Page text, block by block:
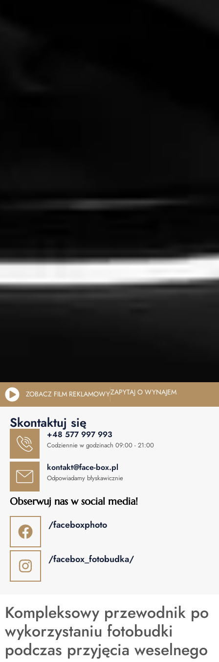
ZOBACZ FILM REKLAMOWYZAPYTAJ O WYNAJEM
Skontaktuj się
+48 577 997 993
Codziennie w godzinach 09:00 - 21:00
kontakt@face-box.pl
Odpowiadamy błyskawicznie
Obserwuj nas w social media!
/faceboxphoto
/facebox_fotobudka/
Kompleksowy przewodnik po
wykorzystaniu fotobudki
podczas przyjęcia weselnego